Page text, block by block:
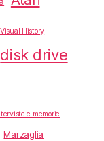
History
disk drive
e memorie
Marzaglia